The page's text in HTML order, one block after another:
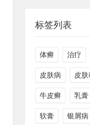
标签列表
体癣 治疗
皮肤病 皮
牛皮癣 乳膏
软膏 银屑病